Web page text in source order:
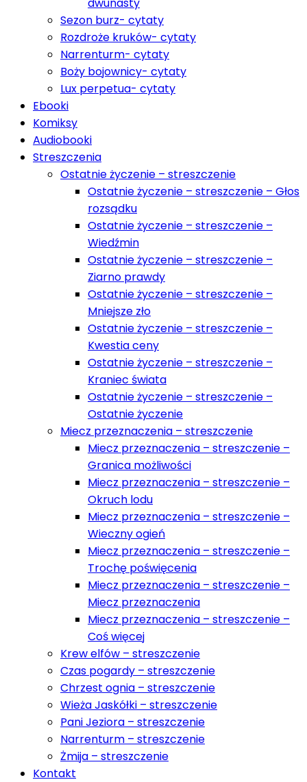
Sezon burz- cytaty
Rozdroże kruków- cytaty
Narrenturm- cytaty
Boży bojownicy- cytaty
Lux perpetua- cytaty
Ebooki
Komiksy
Audiobooki
Streszczenia
Ostatnie życzenie – streszczenie
Ostatnie życzenie – streszczenie – Głos
rozsądku
Ostatnie życzenie – streszczenie –
Wiedźmin
Ostatnie życzenie – streszczenie –
Ziarno prawdy
Ostatnie życzenie – streszczenie –
Mniejsze zło
Ostatnie życzenie – streszczenie –
Kwestia ceny
Ostatnie życzenie – streszczenie –
Kraniec świata
Ostatnie życzenie – streszczenie –
Ostatnie życzenie
Miecz przeznaczenia – streszczenie
Miecz przeznaczenia – streszczenie –
Granica możliwości
Miecz przeznaczenia – streszczenie –
Okruch lodu
Miecz przeznaczenia – streszczenie –
Wieczny ogień
Miecz przeznaczenia – streszczenie –
Trochę poświęcenia
Miecz przeznaczenia – streszczenie –
Miecz przeznaczenia
Miecz przeznaczenia – streszczenie –
Coś więcej
Krew elfów – streszczenie
Czas pogardy – streszczenie
Chrzest ognia – streszczenie
Wieża Jaskółki – streszczenie
Pani Jeziora – streszczenie
Narrenturm – streszczenie
Żmija – streszczenie
Kontakt